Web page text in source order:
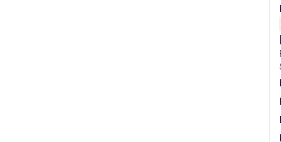
Unser Standort befindet sich in zentraler Lage nahe der
Stadt, so auch die Innenstadt und den Kölner Dom, das
gesamten Bauzeit wurden die originalen Baupläne nicht
auch die Kölner Altstadt, die mit ihren urigen Gast- und